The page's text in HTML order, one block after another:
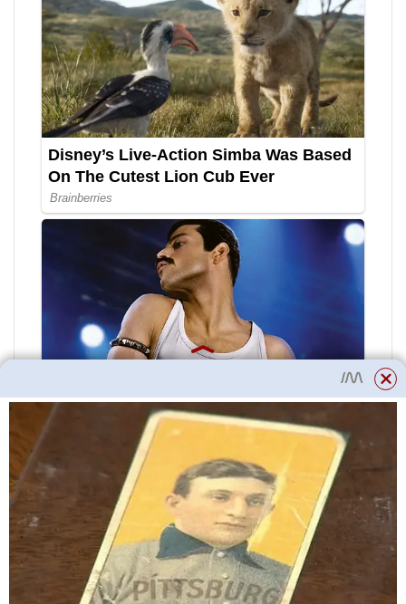
Bohužel je běžné, že miminka v
tomto období umírají. Dobrá
správná péče však pomůže
zachovat zdraví štěněte. A v